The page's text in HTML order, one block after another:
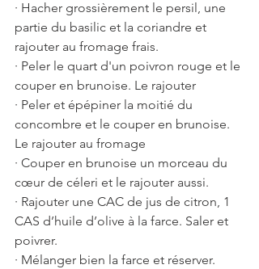
· Hacher grossièrement le persil, une
partie du basilic et la coriandre et
rajouter au fromage frais.
· Peler le quart d'un poivron rouge et le
couper en brunoise. Le rajouter
· Peler et épépiner la moitié du
concombre et le couper en brunoise.
Le rajouter au fromage
· Couper en brunoise un morceau du
cœur de céleri et le rajouter aussi.
· Rajouter une CAC de jus de citron, 1
CAS d’huile d’olive à la farce. Saler et
poivrer.
· Mélanger bien la farce et réserver.